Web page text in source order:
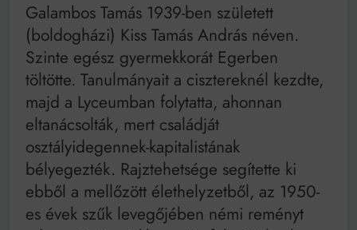
Galambos Tamás 1939-ben született
(boldogházi) Kiss Tamás András néven.
Szinte egész gyermekkorát Egerben
töltötte. Tanulmányait a cisztereknél kezdte,
majd a Lyceumban folytatta, ahonnan
eltanácsolták, mert családját
osztályidegennek-kapitalistának
bélyegezték. Rajztehetsége segítette ki
ebből a mellőzött élethelyzetből, az 1950-
es évek szűk levegőjében némi reményt